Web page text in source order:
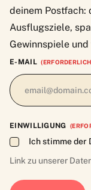
deinem Postfach:
Ausflugsziele,
Gewinnspiele und
E-MAIL
EINWILLIGUNG
Ich stimme der
Link zu unserer